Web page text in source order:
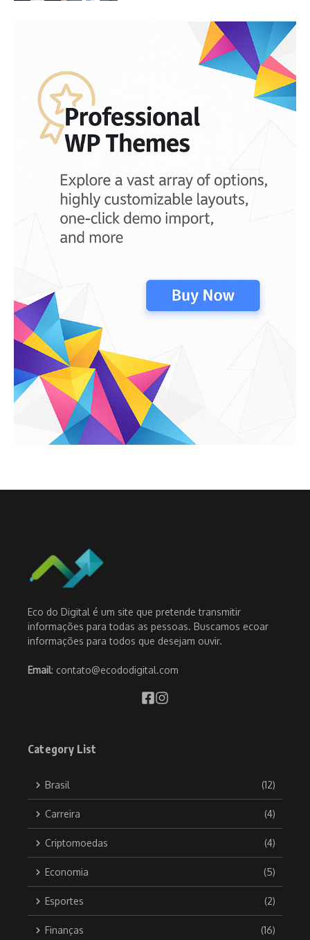
Eco do Digital é um site que pretende transmitir
informações para todas as pessoas. Buscamos ecoar
informações para todos que desejam ouvir.
Email: contato@ecododigital.com
Category List
Brasil (12)
Carreira (4)
Criptomoedas (4)
Economia (5)
Esportes (2)
Finanças (16)